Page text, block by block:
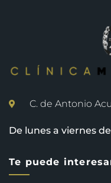
C. de Antonio
De lunes a viernes
Te puede